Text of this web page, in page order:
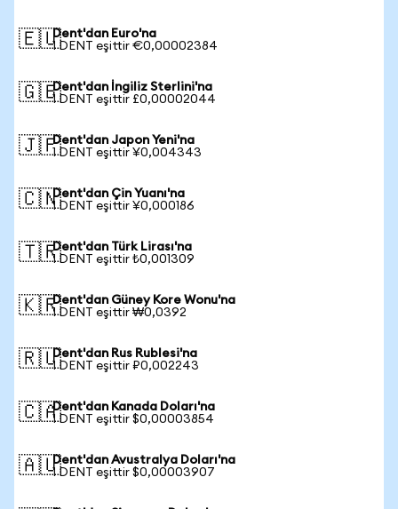
🇪🇺Dent'dan Euro'na
1 DENT eşittir €0,00002384
🇬🇧Dent'dan İngiliz Sterlini'na
1 DENT eşittir £0,00002044
🇯🇵Dent'dan Japon Yeni'na
1 DENT eşittir ¥0,004343
🇨🇳Dent'dan Çin Yuanı'na
1 DENT eşittir ¥0,000186
🇹🇷Dent'dan Türk Lirası'na
1 DENT eşittir ₺0,001309
🇰🇷Dent'dan Güney Kore Wonu'na
1 DENT eşittir ₩0,0392
🇷🇺Dent'dan Rus Rublesi'na
1 DENT eşittir ₽0,002243
🇨🇦Dent'dan Kanada Doları'na
1 DENT eşittir $0,00003854
🇦🇺Dent'dan Avustralya Doları'na
1 DENT eşittir $0,00003907